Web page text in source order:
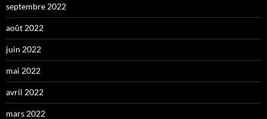
septembre 2022
août 2022
juin 2022
mai 2022
avril 2022
mars 2022